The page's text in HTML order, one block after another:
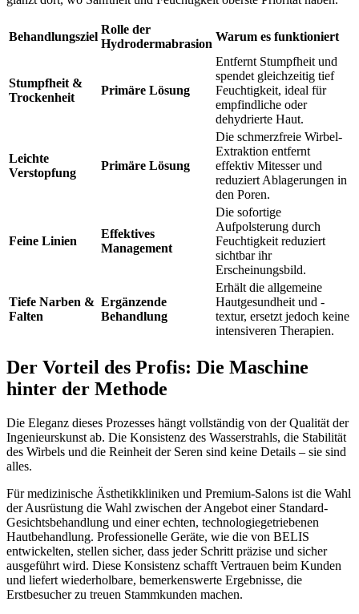
Behandlungsziel
Rolle der
Hydrodermabrasion
Warum es funktioniert
Stumpfheit &
Trockenheit
Primäre Lösung
Entfernt Stumpfheit und
spendet gleichzeitig tief
Feuchtigkeit, ideal für
empfindliche oder
dehydrierte Haut.
Leichte
Verstopfung
Primäre Lösung
Die schmerzfreie Wirbel-
Extraktion entfernt
effektiv Mitesser und
reduziert Ablagerungen in
den Poren.
Feine Linien
Effektives
Management
Die sofortige
Aufpolsterung durch
Feuchtigkeit reduziert
sichtbar ihr
Erscheinungsbild.
Tiefe Narben &
Falten
Ergänzende
Behandlung
Erhält die allgemeine
Hautgesundheit und -
textur, ersetzt jedoch keine
intensiveren Therapien.
Der Vorteil des Profis: Die Maschine
hinter der Methode
Die Eleganz dieses Prozesses hängt vollständig von der Qualität der
Ingenieurskunst ab. Die Konsistenz des Wasserstrahls, die Stabilität
des Wirbels und die Reinheit der Seren sind keine Details – sie sind
alles.
Für medizinische Ästhetikkliniken und Premium-Salons ist die Wahl
der Ausrüstung die Wahl zwischen der Angebot einer Standard-
Gesichtsbehandlung und einer echten, technologiegetriebenen
Hautbehandlung. Professionelle Geräte, wie die von BELIS
entwickelten, stellen sicher, dass jeder Schritt präzise und sicher
ausgeführt wird. Diese Konsistenz schafft Vertrauen beim Kunden
und liefert wiederholbare, bemerkenswerte Ergebnisse, die
Erstbesucher zu treuen Stammkunden machen.